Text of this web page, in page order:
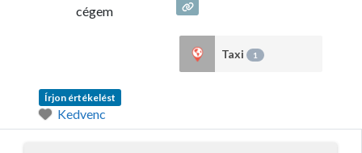
cégem
Taxi 1
Írjon értékelést
Kedvenc